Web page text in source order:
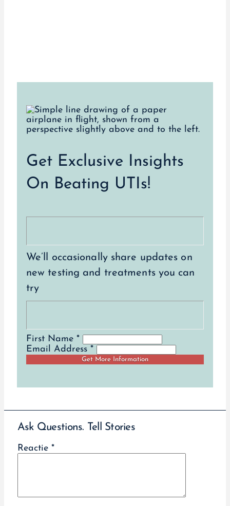
Get Exclusive Insights
On Beating UTIs!
We’ll occasionally share updates on
new testing and treatments you can
try
First Name *
Email Address *
Ask Questions. Tell Stories
Reactie *